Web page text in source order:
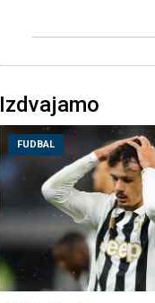
Izdvajamo
FUDBAL